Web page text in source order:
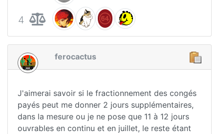
4
ferocactus
J'aimerai savoir si le fractionnement des congés
payés peut me donner 2 jours supplémentaires,
dans la mesure ou je ne pose que 11 à 12 jours
ouvrables en continu et en juillet, le reste étant